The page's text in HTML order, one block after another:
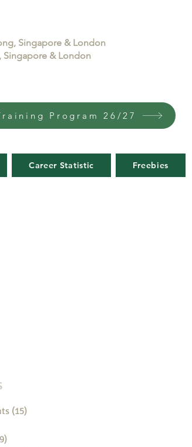
Singapore & London
Singapore & London
Program 26/27
Career Statistic Freebies
(15)